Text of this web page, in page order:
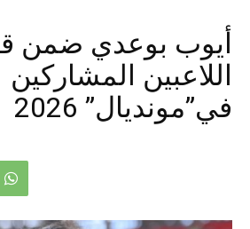
أيوب بوعدي ضمن
اللاعبين المشاركين
في”مونديال” 2026